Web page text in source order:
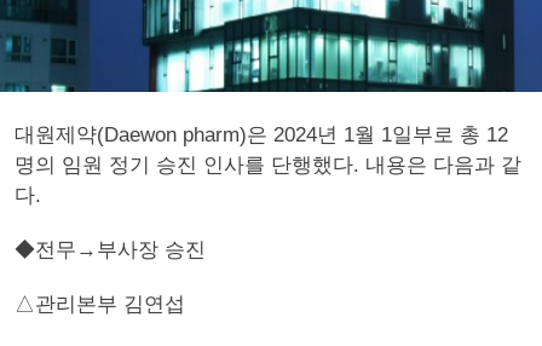
대원제약(Daewon pharm)은 2024년 1월 1일부로 총 12
명의 임원 정기 승진 인사를 단행했다. 내용은 다음과 같
다.
◆전무→부사장 승진
△관리본부 김연섭